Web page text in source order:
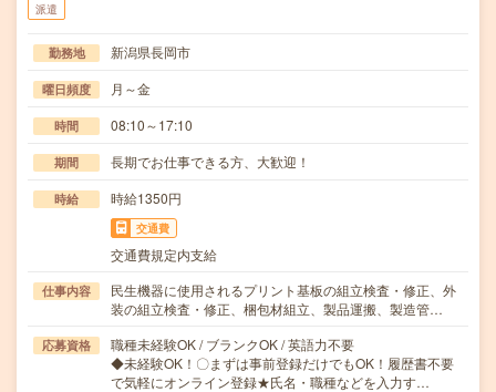
派遣
勤務地 新潟県長岡市
曜日頻度 月～金
時間 08:10～17:10
期間 長期でお仕事できる方、大歓迎！
時給 時給1350円
交通費
交通費規定内支給
仕事内容
民生機器に使用されるプリント基板の組立検査・修正、外
装の組立検査・修正、梱包材組立、製品運搬、製造管…
応募資格
職種未経験OK / ブランクOK / 英語力不要
◆未経験OK！〇まずは事前登録だけでもOK！履歴書不要
で気軽にオンライン登録★氏名・職種などを入力す…